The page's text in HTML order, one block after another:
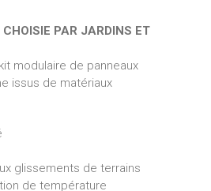
PAR JARDINS ET
modulaire de panneaux
issus de matériaux
glissements de terrains
de température